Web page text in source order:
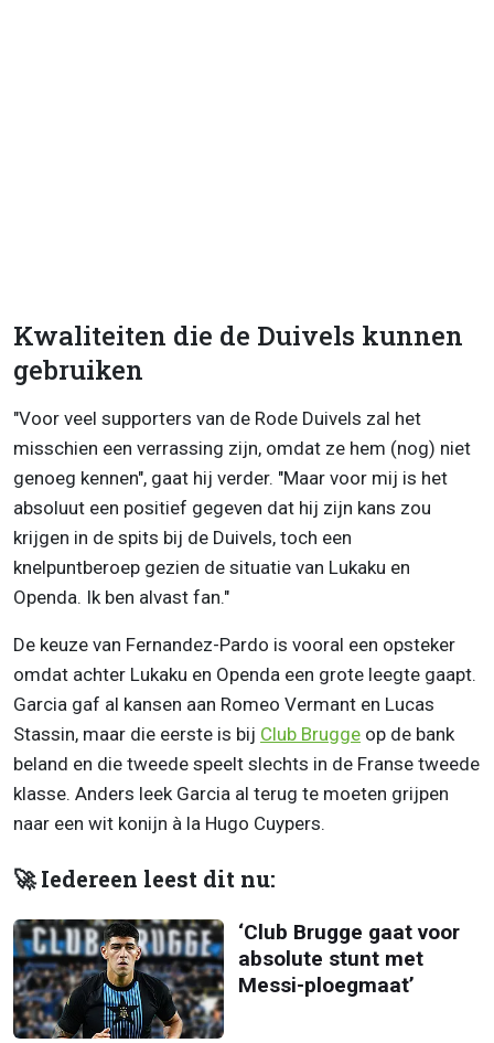
Kwaliteiten die de Duivels kunnen
gebruiken
"Voor veel supporters van de Rode Duivels zal het
misschien een verrassing zijn, omdat ze hem (nog) niet
genoeg kennen", gaat hij verder. "Maar voor mij is het
absoluut een positief gegeven dat hij zijn kans zou
krijgen in de spits bij de Duivels, toch een
knelpuntberoep gezien de situatie van Lukaku en
Openda. Ik ben alvast fan."
De keuze van Fernandez-Pardo is vooral een opsteker
omdat achter Lukaku en Openda een grote leegte gaapt.
Garcia gaf al kansen aan Romeo Vermant en Lucas
Stassin, maar die eerste is bij Club Brugge op de bank
beland en die tweede speelt slechts in de Franse tweede
klasse. Anders leek Garcia al terug te moeten grijpen
naar een wit konijn à la Hugo Cuypers.
🚀 Iedereen leest dit nu:
‘Club Brugge gaat voor
absolute stunt met
Messi-ploegmaat’